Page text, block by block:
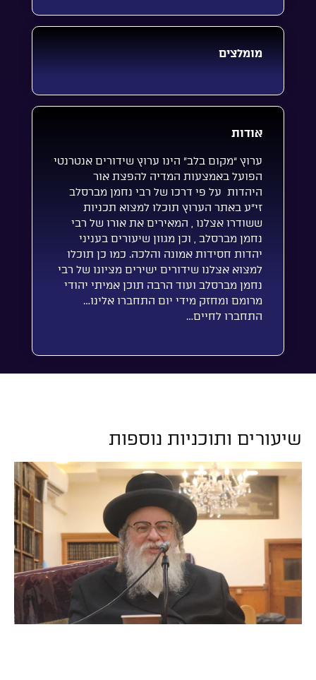
מומלצים
אודות
ערוץ “מקום בלב” הינו ערוץ שידורים אנטרנטי
הפועל באמצעות המדיה להפצת אור
היהדות על פי דרכו של רבי נחמן מברסלב
זי”ע באתר הערוץ תוכלו למצוא תכניות
ששודרו אצלנו , המאירים את אורו של רבי
נחמן מברסלב , וכן מגוון שיעורים בעניני
יהדות חסידות אמונה והלכה. כמו כן תוכלו
למצוא אצלנו שידורים ישירים מציונו של רבי
נחמן מברסלב ועוד הרבה תוכן אמיתי יהודי
מרומם ומחזק מידי יום התחברו אלינו…
התחברו לחיים…
שיעורים ותוכניות נוספות